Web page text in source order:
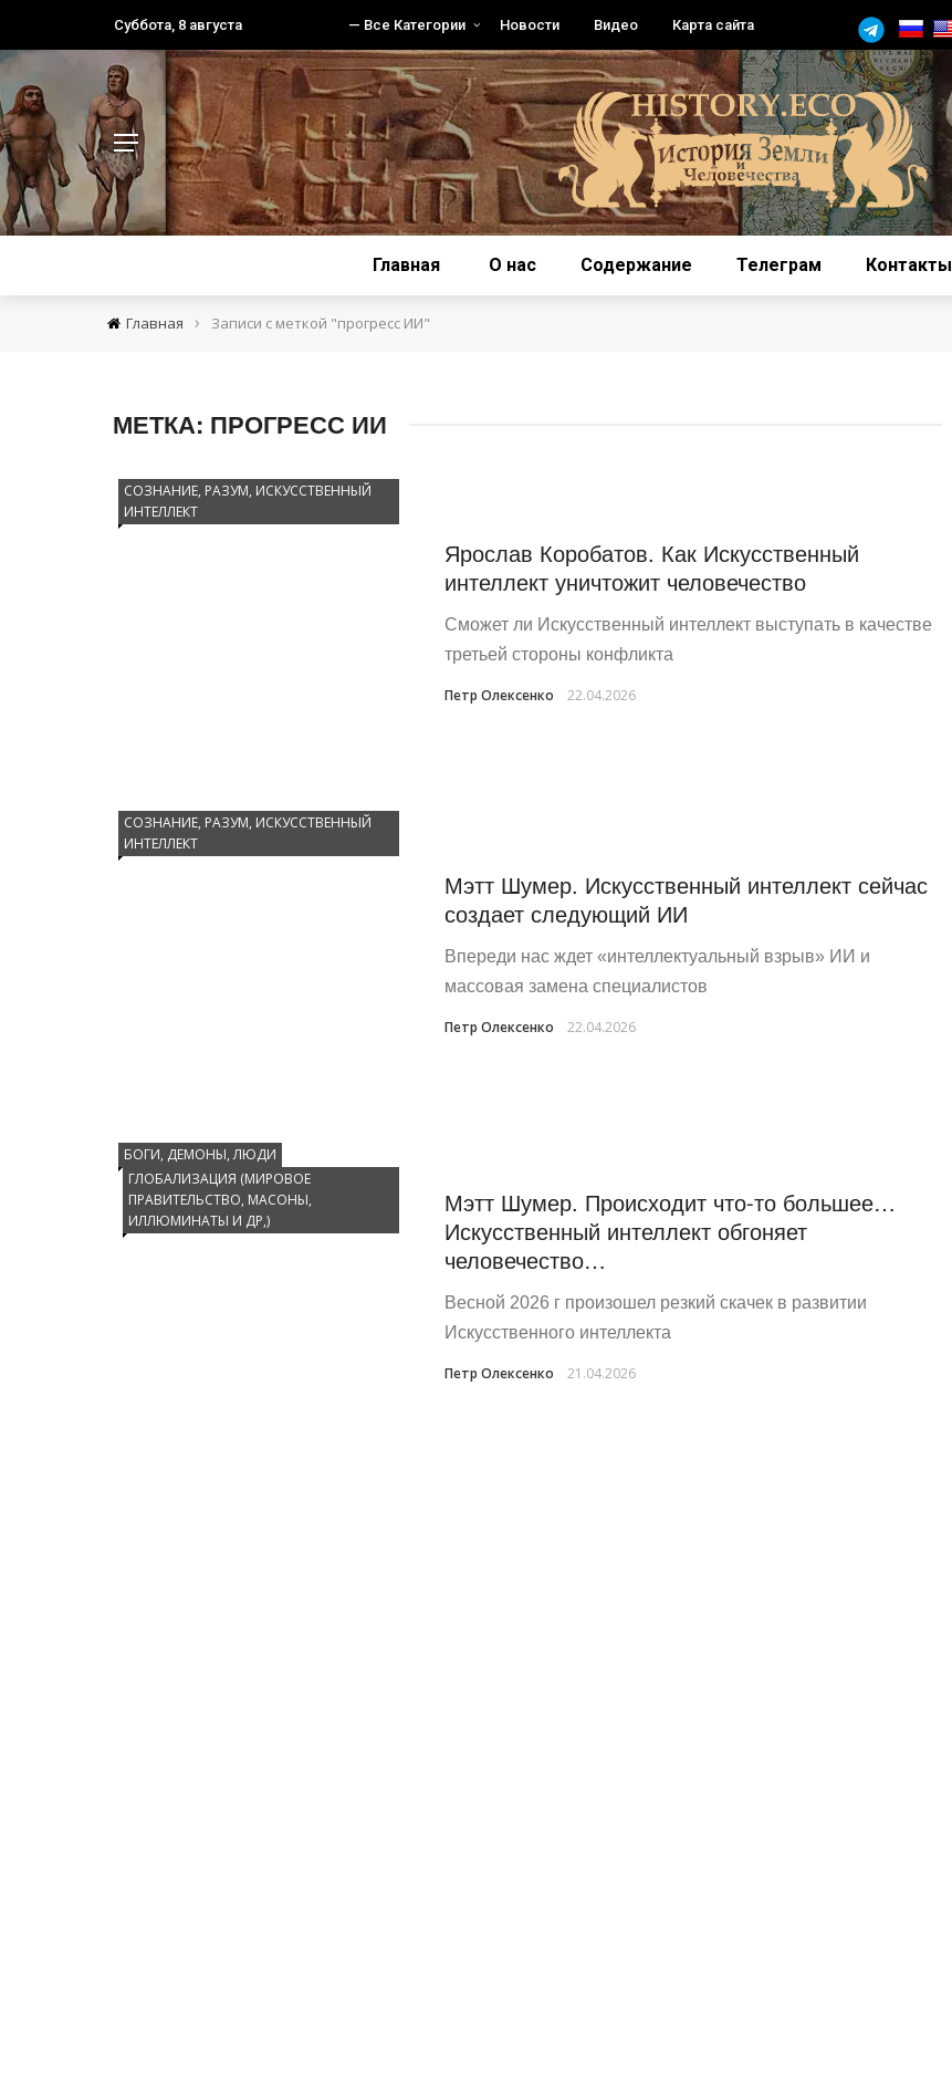
Суббота, 8 августа — Все Категории Новости Видео Карта сайта
Главная О нас Содержание Телеграм Контакты
Главная › Записи с меткой "прогресс ИИ"
МЕТКА: ПРОГРЕСС ИИ
СОЗНАНИЕ, РАЗУМ, ИСКУССТВЕННЫЙ
ИНТЕЛЛЕКТ
Ярослав Коробатов. Как Искусственный
интеллект уничтожит человечество
Сможет ли Искусственный интеллект выступать в качестве
третьей стороны конфликта
Петр Олексенко 22.04.2026
СОЗНАНИЕ, РАЗУМ, ИСКУССТВЕННЫЙ
ИНТЕЛЛЕКТ
Мэтт Шумер. Искусственный интеллект сейчас
создает следующий ИИ
Впереди нас ждет «интеллектуальный взрыв» ИИ и
массовая замена специалистов
Петр Олексенко 22.04.2026
БОГИ, ДЕМОНЫ, ЛЮДИ
ГЛОБАЛИЗАЦИЯ (МИРОВОЕ
ПРАВИТЕЛЬСТВО, МАСОНЫ,
ИЛЛЮМИНАТЫ И ДР,)
Мэтт Шумер. Происходит что-то большее…
Искусственный интеллект обгоняет
человечество…
Весной 2026 г произошел резкий скачек в развитии
Искусственного интеллекта
Петр Олексенко 21.04.2026